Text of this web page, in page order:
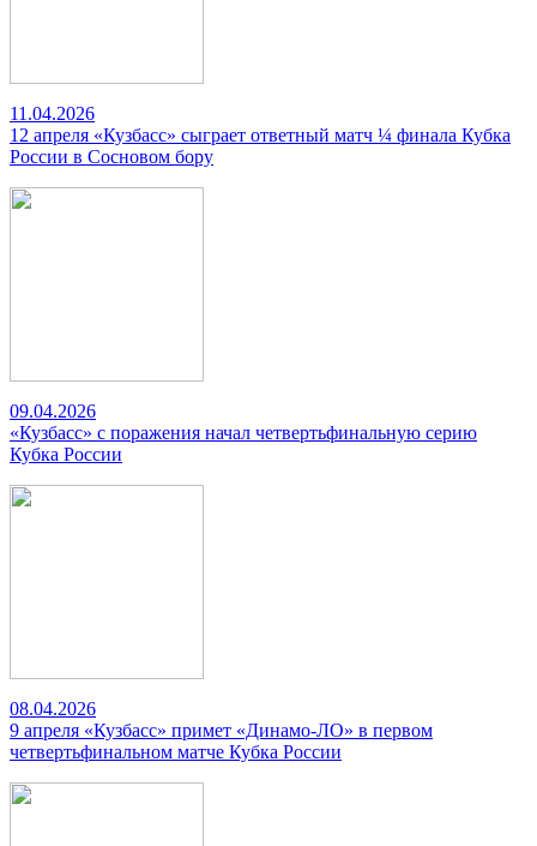
11.04.2026
12 апреля «Кузбасс» сыграет ответный матч ¼ финала Кубка
России в Сосновом бору
09.04.2026
«Кузбасс» с поражения начал четвертьфинальную серию
Кубка России
08.04.2026
9 апреля «Кузбасс» примет «Динамо-ЛО» в первом
четвертьфинальном матче Кубка России